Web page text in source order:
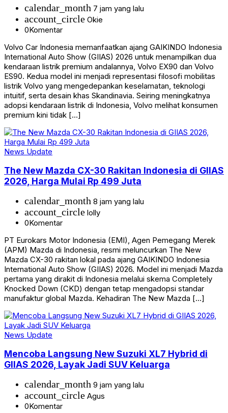
calendar_month 7 jam yang lalu
account_circle Okie
0Komentar
Volvo Car Indonesia memanfaatkan ajang GAIKINDO Indonesia
International Auto Show (GIIAS) 2026 untuk menampilkan dua
kendaraan listrik premium andalannya, Volvo EX90 dan Volvo
ES90. Kedua model ini menjadi representasi filosofi mobilitas
listrik Volvo yang mengedepankan keselamatan, teknologi
intuitif, serta desain khas Skandinavia. Seiring meningkatnya
adopsi kendaraan listrik di Indonesia, Volvo melihat konsumen
premium kini tidak […]
News Update
The New Mazda CX-30 Rakitan Indonesia di GIIAS
2026, Harga Mulai Rp 499 Juta
calendar_month 8 jam yang lalu
account_circle lolly
0Komentar
PT Eurokars Motor Indonesia (EMI), Agen Pemegang Merek
(APM) Mazda di Indonesia, resmi meluncurkan The New
Mazda CX-30 rakitan lokal pada ajang GAIKINDO Indonesia
International Auto Show (GIIAS) 2026. Model ini menjadi Mazda
pertama yang dirakit di Indonesia melalui skema Completely
Knocked Down (CKD) dengan tetap mengadopsi standar
manufaktur global Mazda. Kehadiran The New Mazda […]
News Update
Mencoba Langsung New Suzuki XL7 Hybrid di
GIIAS 2026, Layak Jadi SUV Keluarga
calendar_month 9 jam yang lalu
account_circle Agus
0Komentar